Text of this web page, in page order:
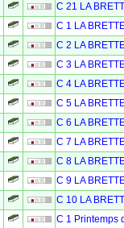
C 21 LA
C 1 LA
C 2 LA
C 3 LA
C 4 LA
C 5 LA
C 6 LA
C 7 LA
C 8 LA
C 9 LA
C 10 LA
C 1 Printemps